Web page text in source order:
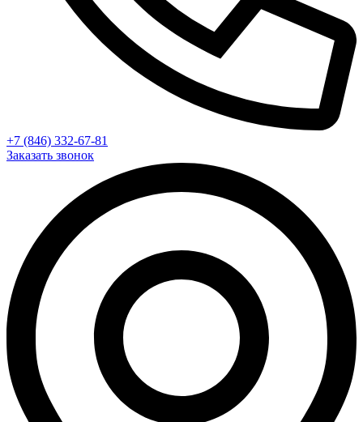
+7 (846) 332-67-81
Заказать звонок